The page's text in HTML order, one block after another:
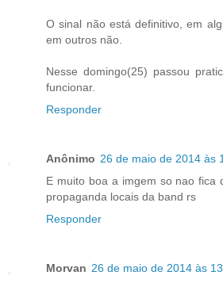
O sinal não está definitivo, em
em outros não.
Nesse domingo(25) passou
funcionar.
Responder
Anônimo 26 de maio de 2014 às
E muito boa a imgem so nao fica
propaganda locais da band rs
Responder
Morvan 26 de maio de 2014 às